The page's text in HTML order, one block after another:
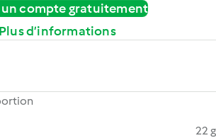
un compte gratuitement
Plus d’informations
22 g